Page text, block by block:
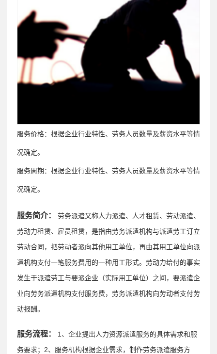
服务价格： 根据企业行业特性、劳务人员数量及薪资水平等情
况确定。
服务周期： 根据企业行业特性、劳务人员数量及薪资水平等情
况确定。
服务简介： 劳务派遣又称人力派遣、人才租赁、劳动派遣、
劳动力租赁、雇员租赁，是指由劳务派遣机构与派遣劳工订立
劳动合同，把劳动者派向其他用工单位，再由其用工单位向派
遣机构支付一笔服务费用的一种用工形式。劳动力给付的事实
发生于派遣劳工与要派企业（实际用工单位）之间，要派遣企
业向劳务派遣机构支付服务费，劳务派遣机构向劳动者支付劳
动报酬。
服务流程： 1、企业提出人力资源派遣服务的具体需求和服
务要求；2、服务机构根据企业需求，制作劳务派遣服务方